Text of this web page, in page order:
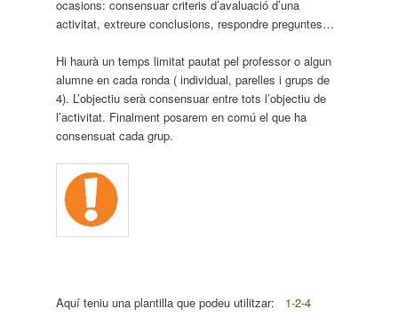
ocasions: consensuar criteris d’avaluació d’una
activitat, extreure conclusions, respondre preguntes…
Hi haurà un temps limitat pautat pel professor o algun
alumne en cada ronda ( individual, parelles i grups de
4). L’objectiu serà consensuar entre tots l’objectiu de
l’activitat. Finalment posarem en comú el que ha
consensuat cada grup.
Aquí teniu una plantilla que podeu utilitzar: 1-2-4